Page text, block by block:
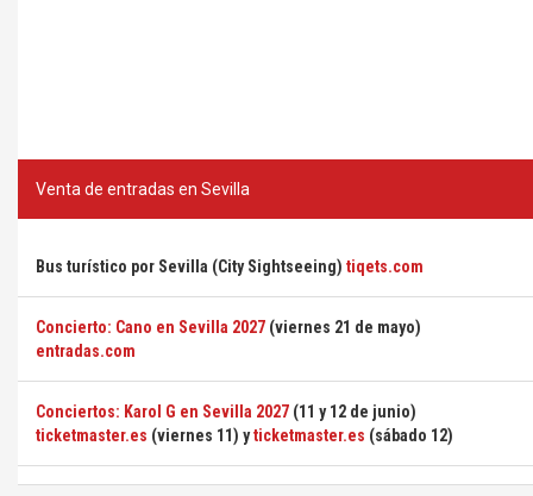
Venta de entradas en Sevilla
Bus turístico por Sevilla (City Sightseeing) tiqets.com
Concierto: Cano en Sevilla 2027 (viernes 21 de mayo)
entradas.com
Conciertos: Karol G en Sevilla 2027 (11 y 12 de junio)
ticketmaster.es (viernes 11) yticketmaster.es (sábado 12)